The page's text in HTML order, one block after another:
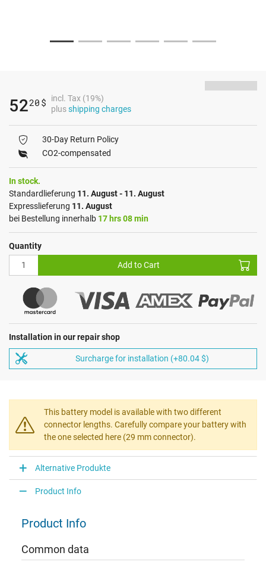
5220 $
incl. Tax (19%)
plusshipping charges
30-Day Return Policy
CO2-compensated
In stock.
Standardlieferung 11. August - 11. August
Expresslieferung 11. August
bei Bestellung innerhalb 17 hrs 08 min
Quantity
Add to Cart
Installation in our repair shop
Surcharge for installation (+80.04 $)
This battery model is available with two different
connector lengths. Carefully compare your battery with
the one selected here (29 mm connector).
Alternative Produkte
Product Info
Product Info
Common data